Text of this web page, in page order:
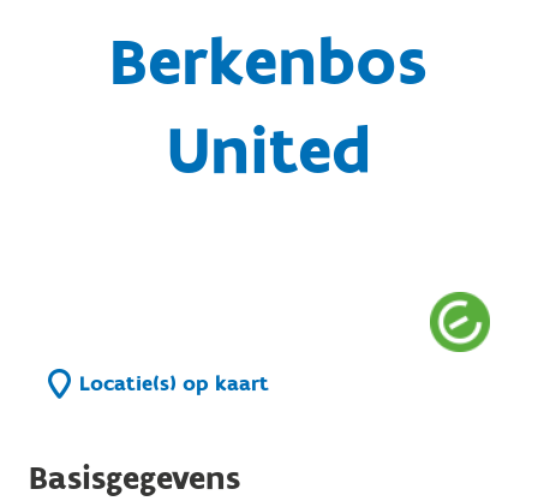
Berkenbos
United
Locatie(s) op kaart
Basisgegevens